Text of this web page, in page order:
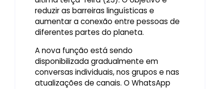
reduzir as barreiras linguísticas e
aumentar a conexão entre pessoas de
diferentes partes do planeta.
A nova função está sendo
disponibilizada gradualmente em
conversas individuais, nos grupos e nas
atualizações de canais. O WhatsApp